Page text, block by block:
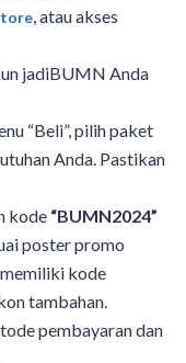
, atau akses
jadiBUMN Anda
“Beli”, pilih paket
Anda. Pastikan
kode “BUMN2024”
poster promo
kode
tambahan.
pembayaran dan